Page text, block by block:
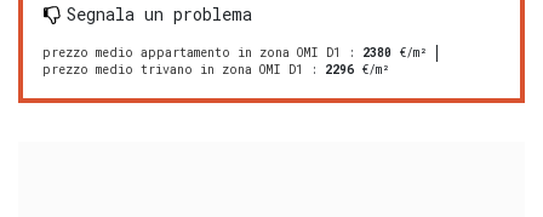
Segnala un problema
prezzo medio appartamento in zona OMI D1 : 2380 €/m²
prezzo medio trivano in zona OMI D1
: 2296 €/m²